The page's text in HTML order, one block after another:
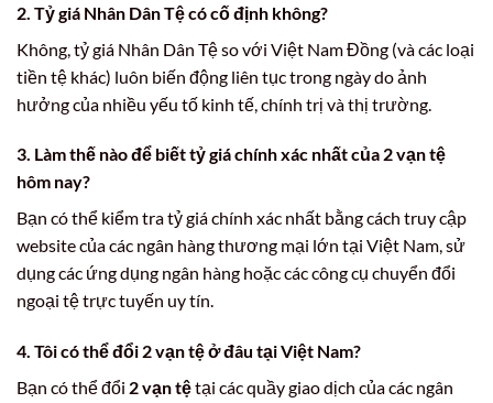
2. Tỷ giá Nhân Dân Tệ có cố định không?
Không, tỷ giá Nhân Dân Tệ so với Việt Nam Đồng (và các loại
tiền tệ khác) luôn biến động liên tục trong ngày do ảnh
hưởng của nhiều yếu tố kinh tế, chính trị và thị trường.
3. Làm thế nào để biết tỷ giá chính xác nhất của 2 vạn tệ
hôm nay?
Bạn có thể kiểm tra tỷ giá chính xác nhất bằng cách truy cập
website của các ngân hàng thương mại lớn tại Việt Nam, sử
dụng các ứng dụng ngân hàng hoặc các công cụ chuyển đổi
ngoại tệ trực tuyến uy tín.
4. Tôi có thể đổi 2 vạn tệ ở đâu tại Việt Nam?
Bạn có thể đổi 2 vạn tệtại các quầy giao dịch của các ngân